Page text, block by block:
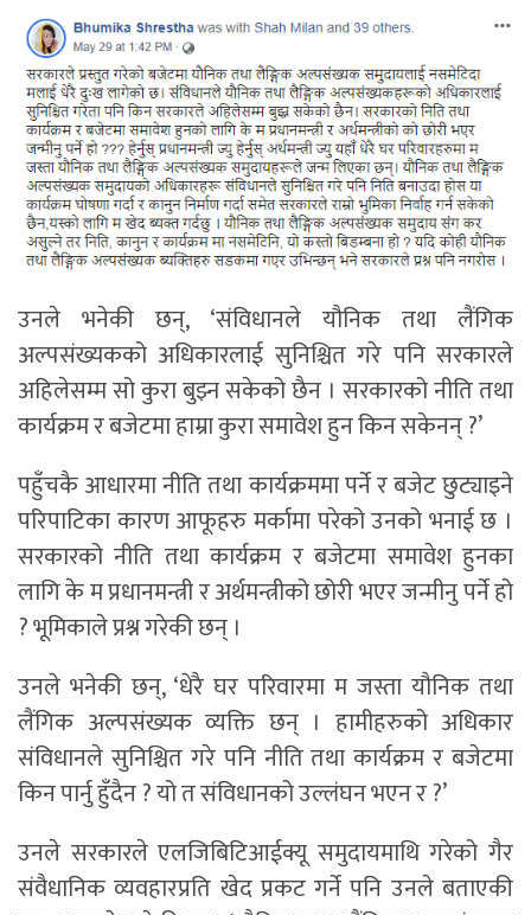
उनले भनेकी छन्, ‘संविधानले यौनिक तथा लैंगिक
अल्पसंख्यकको अधिकारलाई सुनिश्चित गरे पनि सरकारले
अहिलेसम्म सो कुरा बुझ्न सकेको छैन । सरकारको नीति तथा
कार्यक्रम र बजेटमा हाम्रा कुरा समावेश हुन किन सकेनन् ?’
पहुँचकै आधारमा नीति तथा कार्यक्रममा पर्ने र बजेट छुट्याइने
परिपाटिका कारण आफूहरु मर्कामा परेको उनको भनाई छ ।
सरकारको नीति तथा कार्यक्रम र बजेटमा समावेश हुनका
लागि के म प्रधानमन्त्री र अर्थमन्त्रीको छोरी भएर जन्मीनु पर्ने हो
? भूमिकाले प्रश्न गरेकी छन् ।
उनले भनेकी छन्, ‘धेरै घर परिवारमा म जस्ता यौनिक तथा
लैंगिक अल्पसंख्यक व्यक्ति छन् । हामीहरुको अधिकार
संविधानले सुनिश्चित गरे पनि नीति तथा कार्यक्रम र बजेटमा
किन पार्नु हुँदैन ? यो त संविधानको उल्लंघन भएन र ?’
उनले सरकारले एलजिबिटिआईक्यू समुदायमाथि गरेको गैर
संवैधानिक व्यवहारप्रति खेद प्रकट गर्ने पनि उनले बताएकी